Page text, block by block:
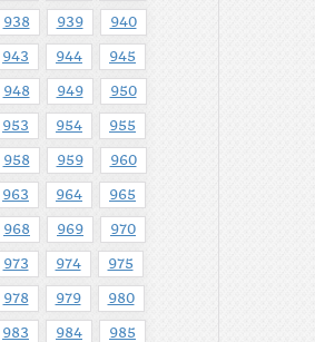
938 939 940
943 944 945
948 949 950
953 954 955
958 959 960
963 964 965
968 969 970
973 974 975
978 979 980
983 984 985